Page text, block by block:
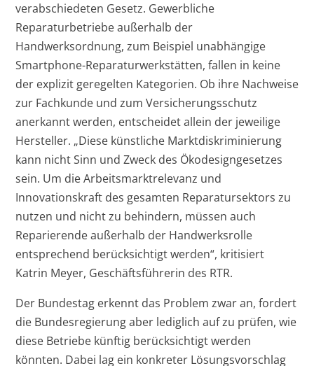
verabschiedeten Gesetz. Gewerbliche
Reparaturbetriebe außerhalb der
Handwerksordnung, zum Beispiel unabhängige
Smartphone-Reparaturwerkstätten, fallen in keine
der explizit geregelten Kategorien. Ob ihre Nachweise
zur Fachkunde und zum Versicherungsschutz
anerkannt werden, entscheidet allein der jeweilige
Hersteller. „Diese künstliche Marktdiskriminierung
kann nicht Sinn und Zweck des Ökodesigngesetzes
sein. Um die Arbeitsmarktrelevanz und
Innovationskraft des gesamten Reparatursektors zu
nutzen und nicht zu behindern, müssen auch
Reparierende außerhalb der Handwerksrolle
entsprechend berücksichtigt werden“, kritisiert
Katrin Meyer, Geschäftsführerin des RTR.
Der Bundestag erkennt das Problem zwar an, fordert
die Bundesregierung aber lediglich auf zu prüfen, wie
diese Betriebe künftig berücksichtigt werden
könnten. Dabei lag ein konkreter Lösungsvorschlag